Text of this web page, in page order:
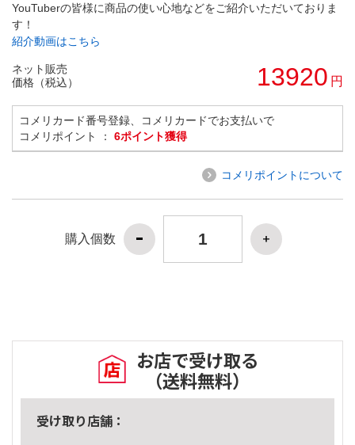
YouTuberの皆様に商品の使い心地などをご紹介いただいておりま
す！
紹介動画はこちら
ネット販売
価格（税込）
13920 円
コメリカード番号登録、コメリカードでお支払いで
コメリポイント ： 6ポイント獲得
コメリポイントについて
購入個数
お店で受け取る
（送料無料）
受け取り店舗：